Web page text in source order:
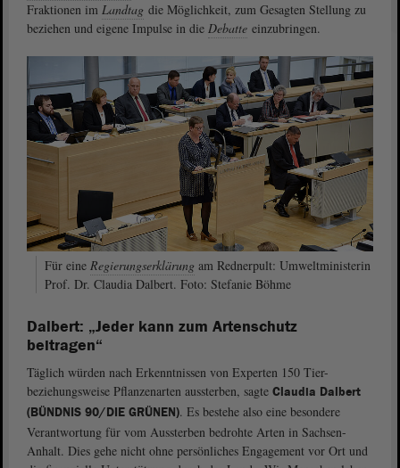
Fraktionen im Landtag die Möglichkeit, zum Gesagten Stellung zu
beziehen und eigene Impulse in die Debatte einzubringen.
Für eine Regierungserklärung am Rednerpult: Umweltministerin
Prof. Dr. Claudia Dalbert. Foto: Stefanie Böhme
Dalbert: „Jeder kann zum Artenschutz
beitragen“
Täglich würden nach Erkenntnissen von Experten 150 Tier-
beziehungsweise Pflanzenarten aussterben, sagte Claudia Dalbert
(BÜNDNIS 90/DIE GRÜNEN). Es bestehe also eine besondere
Verantwortung für vom Aussterben bedrohte Arten in Sachsen-
Anhalt. Dies gehe nicht ohne persönliches Engagement vor Ort und